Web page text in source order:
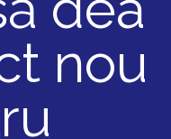
nou